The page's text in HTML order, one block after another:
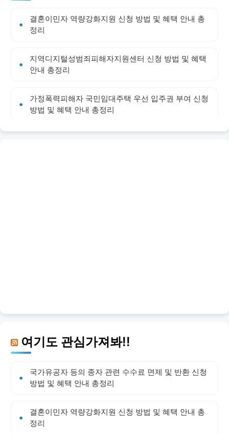
결혼이민자 역량강화지원 신청 방법 및 혜택 안내 총
정리
지역디지털성범죄피해자지원센터 신청 방법 및 혜택
안내 총정리
가정폭력피해자 국민임대주택 우선 입주권 부여 신청
방법 및 혜택 안내 총정리
여기도 관심가져봐!!
국가유공자 등의 종자 관련 수수료 면제 및 반환 신청
방법 및 혜택 안내 총정리
결혼이민자 역량강화지원 신청 방법 및 혜택 안내 총
정리